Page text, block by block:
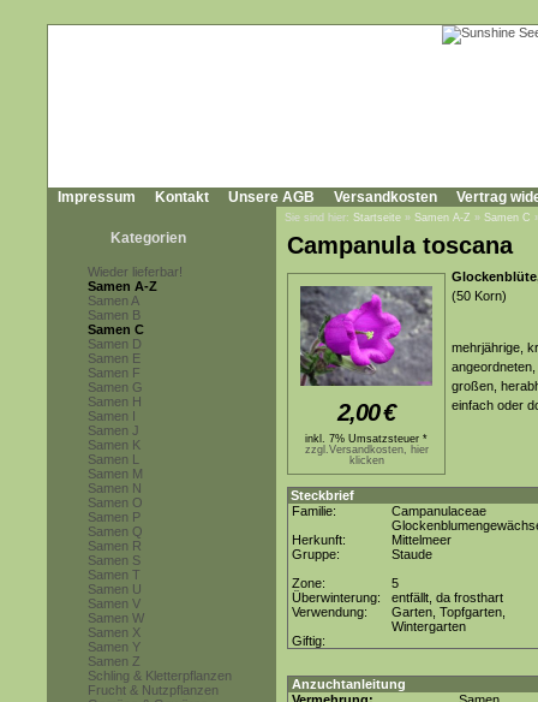
Impressum Kontakt Unsere AGB Versandkosten Vertrag
Kategorien
Wieder lieferbar!
Samen A-Z
Samen A
Samen B
Samen C
Samen D
Samen E
Samen F
Samen G
Samen H
Samen I
Samen J
Samen K
Samen L
Samen M
Samen N
Samen O
Samen P
Samen Q
Samen R
Samen S
Samen T
Samen U
Samen V
Samen W
Samen X
Samen Y
Samen Z
Schling & Kletterpflanzen
Frucht & Nutzpflanzen
Sie sind hier: Startseite » Samen A-Z » Samen C
Campanula toscana
2,00€
inkl. 7% Umsatzsteuer *
zzgl.Versandkosten, hier
klicken
(50 Korn)
mehrjährige,
großen,
einfach oder
Steckbrief
Familie:
Campanulaceae
Herkunft:
Mittelmeer
Gruppe:
Staude
Zone:
5
Überwinterung:
entfällt, da frosthart
Verwendung:
Garten, Topfgarten,
Wintergarten
Giftig:
Anzuchtanleitung